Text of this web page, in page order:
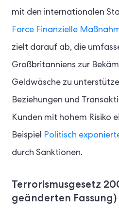
mit den internationalen
Force Finanzielle
zielt darauf ab, die
Großbritanniens zur
Geldwäsche zu
Beziehungen und
Kunden mit hohem Risiko
Beispiel
Politisch
durch Sanktionen.
Terrorismusgesetz
geänderten Fassung)